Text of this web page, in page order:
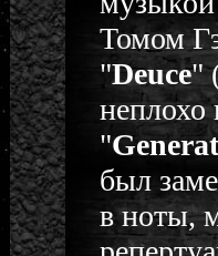
Томом
"Deuce"
неплохо
"
был
в ноты,